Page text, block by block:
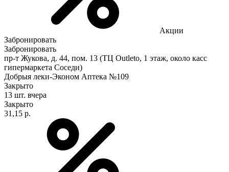
Акции
Забронировать
Забронировать
пр-т Жукова, д. 44, пом. 13 (ТЦ Outleto, 1 этаж, около касс
гипермаркета Соседи)
Добрыя леки-Эконом Аптека №109
Закрыто
13 шт. вчера
Закрыто
31,15 р.